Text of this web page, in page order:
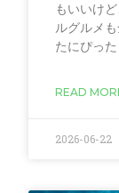
もいいけ
ルグルメ
たにぴっ
READ
2026-06-22